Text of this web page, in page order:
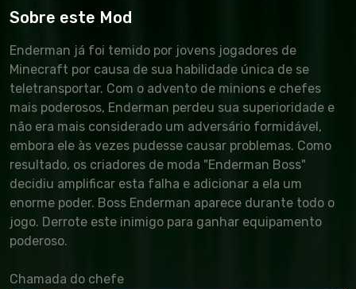
Sobre este Mod
Enderman já foi temido por jovens jogadores de
Minecraft por causa de sua habilidade única de se
teletransportar. Com o advento de minions e chefes
mais poderosos, Enderman perdeu sua superioridade e
não era mais considerado um adversário formidável,
embora ele às vezes pudesse causar problemas. Como
resultado, os criadores de moda "Enderman Boss"
decidiu amplificar esta falha e adicionar a ela um
enorme poder. Boss Enderman aparece durante todo o
jogo. Derrote este inimigo para ganhar equipamento
poderoso.
Chamada do chefe